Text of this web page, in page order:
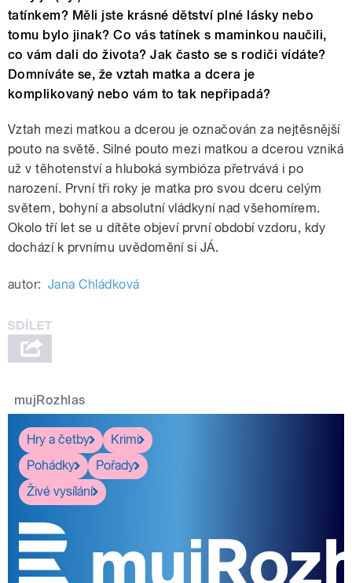
tatínkem? Měli jste krásné dětství plné lásky nebo
tomu bylo jinak? Co vás tatínek s maminkou naučili,
co vám dali do života? Jak často se s rodiči vídáte?
Domníváte se, že vztah matka a dcera je
komplikovaný nebo vám to tak nepřipadá?
Vztah mezi matkou a dcerou je označován za nejtěsnější
pouto na světě. Silné pouto mezi matkou a dcerou vzniká
už v těhotenství a hluboká symbióza přetrvává i po
narození. První tři roky je matka pro svou dceru celým
světem, bohyní a absolutní vládkyní nad všehomírem.
Okolo tří let se u dítěte objeví první období vzdoru, kdy
dochází k prvnímu uvědomění si JÁ.
autor: Jana Chládková
mujRozhlas
Hry a četby
Krimi
Pohádky
Pořady
Živé vysílání